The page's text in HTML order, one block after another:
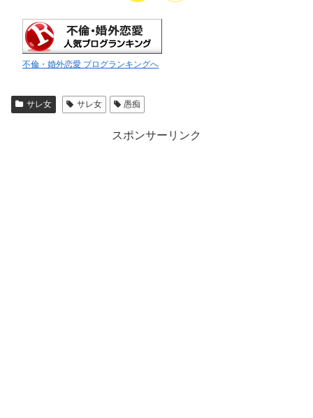
不倫・婚外恋愛 ブログランキングへ
サレ女 サレ女 愚痴
スポンサーリンク